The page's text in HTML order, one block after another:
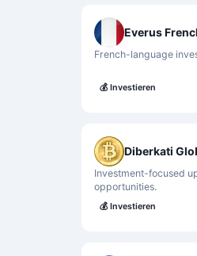
Everus
French-language
💰 Investieren
Diberkati
Investment-focused
opportunities.
💰 Investieren